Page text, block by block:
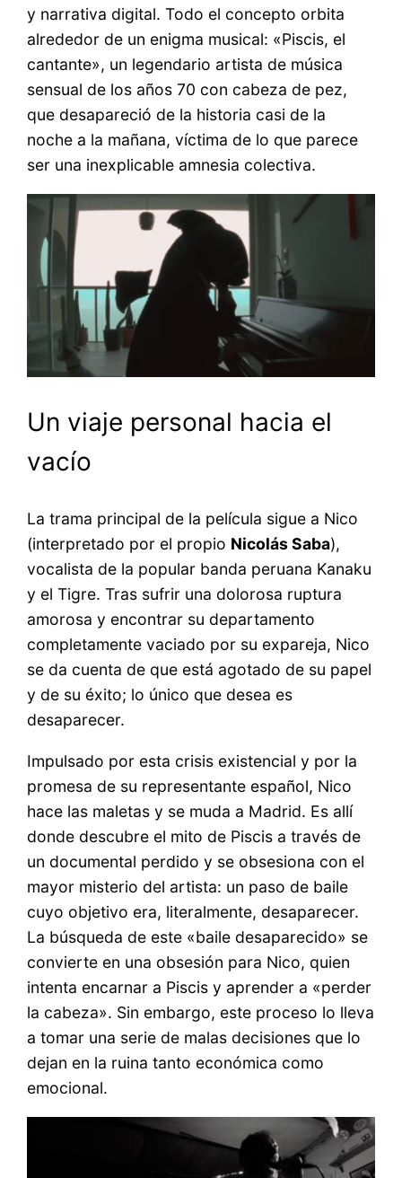
y narrativa digital. Todo el concepto orbita
alrededor de un enigma musical: «Piscis, el
cantante», un legendario artista de música
sensual de los años 70 con cabeza de pez,
que desapareció de la historia casi de la
noche a la mañana, víctima de lo que parece
ser una inexplicable amnesia colectiva.
Un viaje personal hacia el
vacío
La trama principal de la película sigue a Nico
(interpretado por el propio Nicolás Saba),
vocalista de la popular banda peruana Kanaku
y el Tigre. Tras sufrir una dolorosa ruptura
amorosa y encontrar su departamento
completamente vaciado por su expareja, Nico
se da cuenta de que está agotado de su papel
y de su éxito; lo único que desea es
desaparecer.
Impulsado por esta crisis existencial y por la
promesa de su representante español, Nico
hace las maletas y se muda a Madrid. Es allí
donde descubre el mito de Piscis a través de
un documental perdido y se obsesiona con el
mayor misterio del artista: un paso de baile
cuyo objetivo era, literalmente, desaparecer.
La búsqueda de este «baile desaparecido» se
convierte en una obsesión para Nico, quien
intenta encarnar a Piscis y aprender a «perder
la cabeza». Sin embargo, este proceso lo lleva
a tomar una serie de malas decisiones que lo
dejan en la ruina tanto económica como
emocional.